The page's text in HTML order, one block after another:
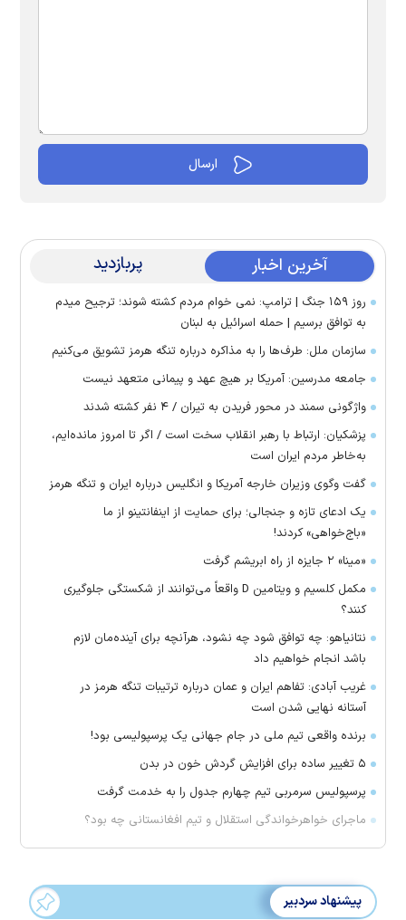
آخرین اخبار پربازدید
روز ۱۵۹ جنگ | ترامپ: نمی خوام مردم کشته شوند؛ ترجیح میدم
به توافق برسیم | حمله اسرائیل به لبنان
سازمان ملل: طرف‌ها را به مذاکره درباره تنگه هرمز تشویق می‌کنیم
جامعه مدرسین: آمریکا بر هیچ عهد و پیمانی متعهد نیست
واژگونی سمند در محور فریدن به تیران / ۴ نفر کشته شدند
پزشکیان: ارتباط با رهبر انقلاب سخت است / اگر تا امروز مانده‌ایم،
به‌خاطر مردم ایران است
گفت وگوی وزیران خارجه آمریکا و انگلیس درباره ایران و تنگه هرمز
یک ادعای تازه و جنجالی؛ برای حمایت از اینفانتینو از ما
«باج‌خواهی» کردند!
«مینا» ۲ جایزه از راه ابریشم گرفت
مکمل کلسیم و ویتامین D واقعاً می‌توانند از شکستگی جلوگیری
کنند؟
نتانیاهو: چه توافق شود چه نشود، هرآنچه برای آینده‌مان لازم
باشد انجام خواهیم داد
غریب آبادی: تفاهم ایران و عمان درباره ترتیبات تنگه هرمز در
آستانه نهایی شدن است
برنده واقعی تیم ملی در جام جهانی یک پرسپولیسی بود!
۵ تغییر ساده برای افزایش گردش خون در بدن
پرسپولیس سرمربی تیم چهارم جدول را به خدمت گرفت
ماجرای خواهرخواندگی استقلال و تیم افغانستانی چه بود؟
پیشنهاد سردبیر